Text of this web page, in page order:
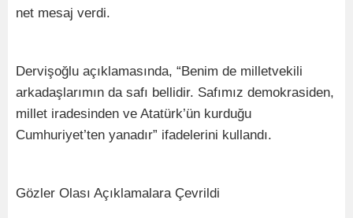
net mesaj verdi.
Dervişoğlu açıklamasında, “Benim de milletvekili
arkadaşlarımın da safı bellidir. Safımız demokrasiden,
millet iradesinden ve Atatürk’ün kurduğu
Cumhuriyet’ten yanadır” ifadelerini kullandı.
Gözler Olası Açıklamalara Çevrildi